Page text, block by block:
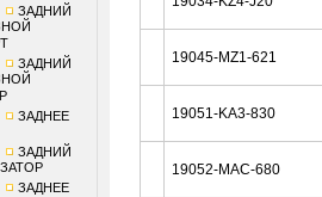
ЗАДНИЙ
ЗАДНИЙ
ЗАДНЕЕ
ЗАДНИЙ
ЗАДНЕЕ
19045-MZ1-621
19051-KA3-830
19052-MAC-680